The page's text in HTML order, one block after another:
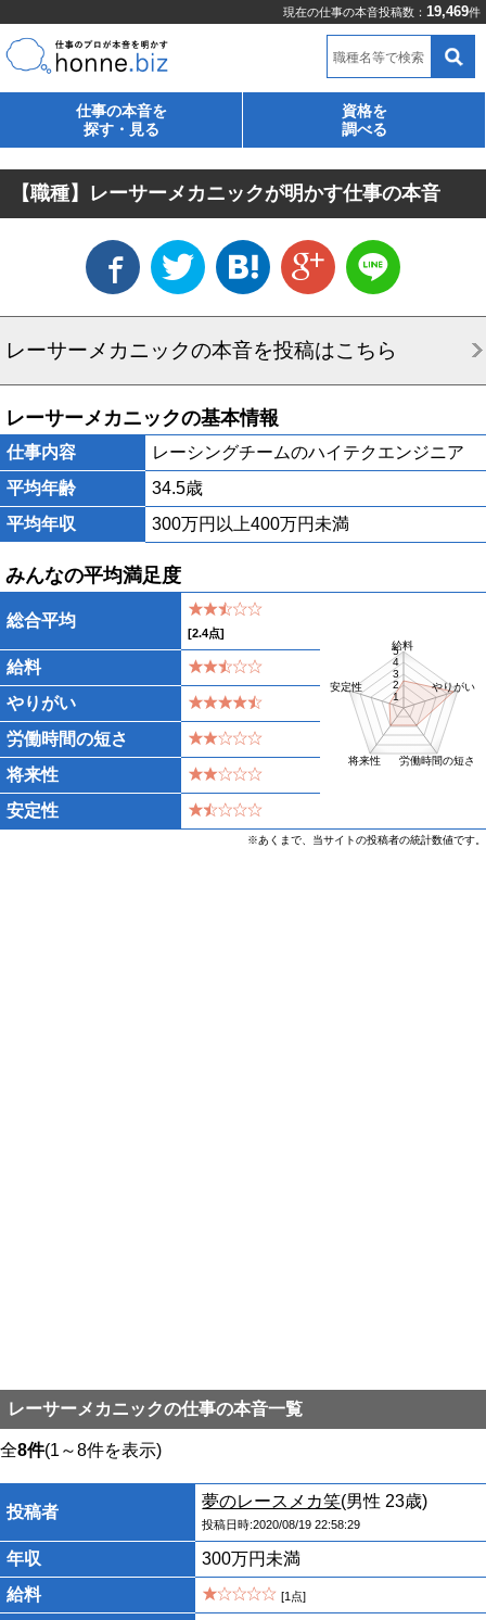
現在の仕事の本音投稿数： 19,469件
職種名等で検索
仕事の本音を
探す・見る
資格を
調べる
【職種】レーサーメカニックが明かす仕事の本音
レーサーメカニックの本音を投稿はこちら
レーサーメカニックの基本情報
仕事内容
レーシングチームのハイテクエンジニア
平均年齢
34.5歳
平均年収
300万円以上400万円未満
みんなの平均満足度
総合平均
[2.4点]
1
2
3
4
5
給料
やりがい
労働時間の短さ
将来性
安定性
給料
やりがい
労働時間の短さ
将来性
安定性
※あくまで、当サイトの投稿者の統計数値です。
レーサーメカニックの仕事の本音一覧
全8件(1～8件を表示)
投稿者
夢のレースメカ笑(男性 23歳)
投稿日時:2020/08/19 22:58:29
年収
300万円未満
給料
[1点]